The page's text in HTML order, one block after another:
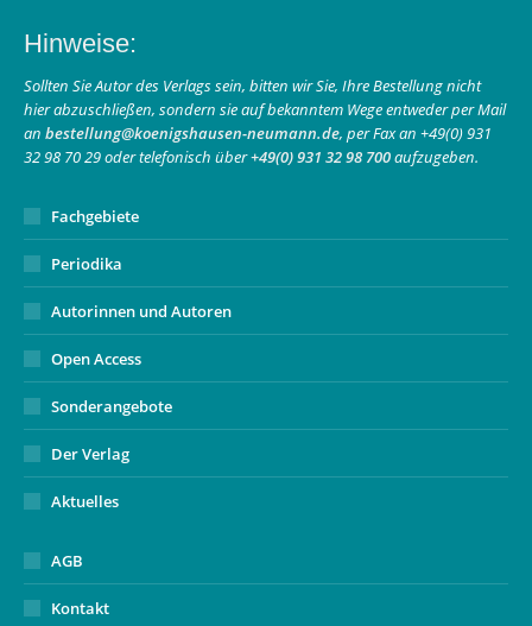
opens
in
new
window
opens
in
new
window
page
opens
in
new
window
Hinweise:
Sollten Sie Autor des Verlags sein, bitten wir Sie, Ihre Bestellung nicht
hier abzuschließen, sondern sie auf bekanntem Wege entweder per Mail
an bestellung@koenigshausen-neumann.de, per Fax an +49(0) 931
32 98 70 29 oder telefonisch über+49(0) 931 32 98 700aufzugeben.
Fachgebiete
Periodika
Autorinnen und Autoren
Open Access
Sonderangebote
Der Verlag
Aktuelles
AGB
Kontakt